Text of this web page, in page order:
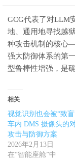
GCG代表了对LLM
地、通用地寻找越
种攻击机制的核
强大防御体系的第
型鲁棒性增强，是
相关
视觉识别也会被“致
车内 DMS 摄像头的
攻击与防御方案
2026年2月13日
在“智能座舱”中